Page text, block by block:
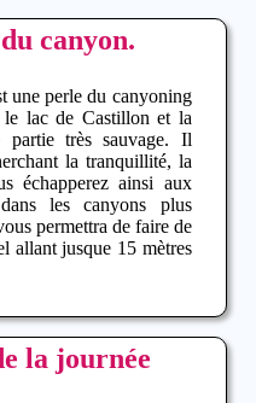
canyon.
une perle du canyoning
lac de Castillon et la
partie très sauvage. Il
la tranquillité, la
échapperez ainsi aux
les canyons plus
permettra de faire de
allant jusque 15 mètres
la journée